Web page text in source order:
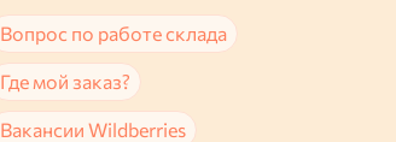
Вопрос по работе склада
Где мой заказ?
Вакансии Wildberries